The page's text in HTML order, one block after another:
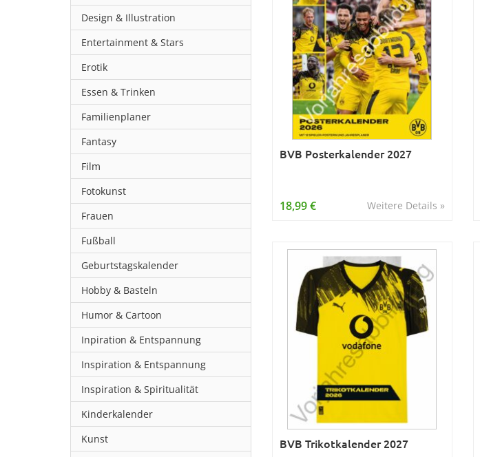
Design & Illustration
Entertainment & Stars
Erotik
Essen & Trinken
Familienplaner
Fantasy
Film
Fotokunst
Frauen
Fußball
Geburtstagskalender
Hobby & Basteln
Humor & Cartoon
Inpiration & Entspannung
Inspiration & Entspannung
Inspiration & Spiritualität
Kinderkalender
Kunst
BVB Posterkalender 2027
Weitere Details »
18,99 €
BVB Trikotkalender 2027